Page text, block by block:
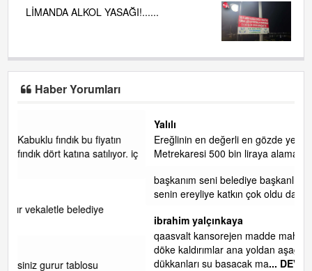
LİMANDA ALKOL YASAĞI!......
Haber Yorumları
Ereğlinin en değerli en gözde yeri yalı caddesi ve çevresidir.
Metrekaresi 500 bin liraya alamazsın.
başkanım seni belediye başkanlığında da görmek isteriz
senin ereyliye katkın çok oldu daha da olacaktır
ibrahim yalçınkaya
qaasvalt kansorejen madde mahalle aralarında asvalt döke
döke kaldırımlar ana yoldan aşağıda kaldı bi yağmurda
dükkanları su basacak ma
... DEVAMI